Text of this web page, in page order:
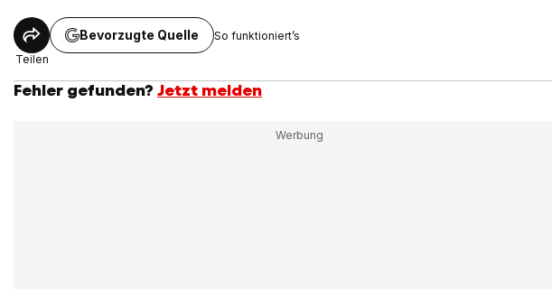
Teilen
Bevorzugte Quelle So funktioniert’s
Fehler gefunden? Jetzt melden